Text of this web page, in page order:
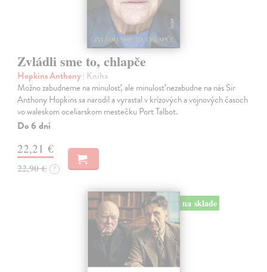
Zvládli sme to, chlapče
Hopkins Anthony| Kniha
Možno zabudneme na minulosť, ale minulosť nezabudne na nás Sir
Anthony Hopkins sa narodil a vyrastal v krízových a vojnových časoch
vo waleskom oceliarskom mestečku Port Talbot.
Do 6 dní
22,21 €
22,90 € ?
na sklade